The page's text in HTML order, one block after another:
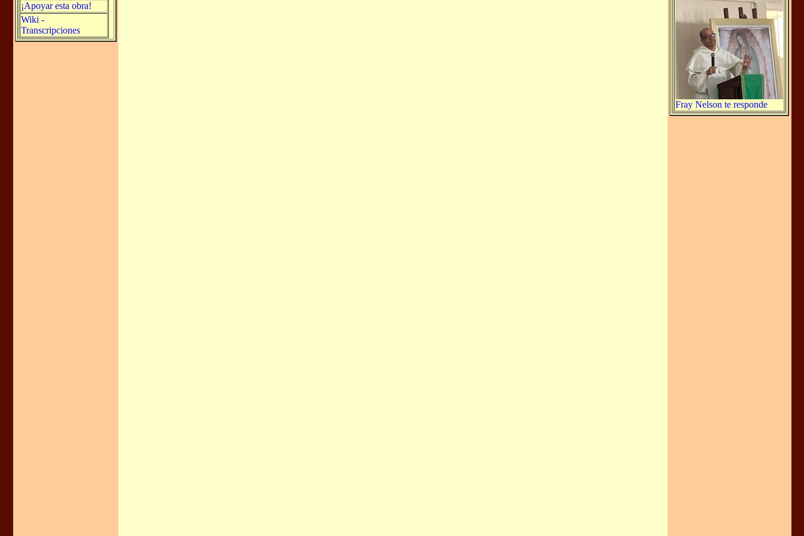
¡Apoyar esta obra!
Wiki -
Transcripciones
Fray Nelson te responde